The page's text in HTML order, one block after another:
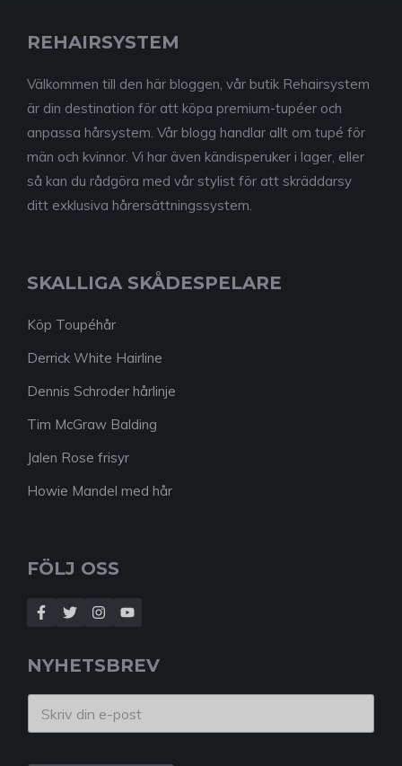
REHAIRSYSTEM
Välkommen till den här bloggen, vår butik Rehairsystem
är din destination för att köpa premium-tupéer och
anpassa hårsystem. Vår blogg handlar allt om tupé för
män och kvinnor. Vi har även kändisperuker i lager, eller
så kan du rådgöra med vår stylist för att skräddarsy
ditt exklusiva hårersättningssystem.
SKALLIGA SKÅDESPELARE
Köp Toupéhår
Derrick White Hairline
Dennis Schroder hårlinje
Tim McGraw Balding
Jalen Rose frisyr
Howie Mandel med hår
FÖLJ OSS
NYHETSBREV